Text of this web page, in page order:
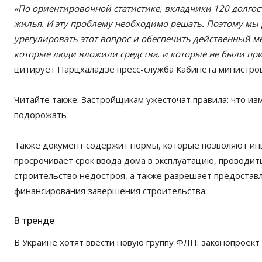
«По ориентировочной статистике, вкладчики 120
жилья. И эту проблему необходимо решать. Поэтому
урегулировать этот вопрос и обеспечить действенный
которые люди вложили средства, и которые не были
цитирует Парцхаладзе пресс-служба Кабинета
Читайте также: Застройщикам ужесточат правила: что
подорожать
Также документ содержит нормы, которые позволяют
просрочивает срок ввода дома в эксплуатацию,
строительство недостроя, а также разрешает
финансирования завершения строительства.
В тренде
В Украине хотят ввести новую группу ФЛП: